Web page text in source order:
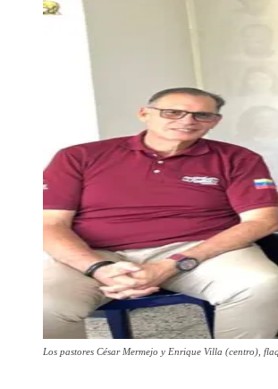
Los pastores César Mermejo y Enrique Villa (centro),